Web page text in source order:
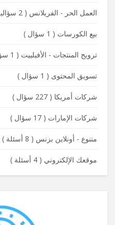
العمل الحر - الفريلانس ( 2 سؤالين
بيع الكورسات ( 1 سؤال )
ترويج المنتجات - الأفيلييت ( 1 سؤال
تسويق المحتوى ( 1 سؤال )
شركات أمريكا ( 227 سؤال )
شركات الإمارات ( 17 سؤال )
متنوع - أونلاين بزنس ( 8 أسئلة )
موقعك الإلكتروني ( 4 أسئلة )